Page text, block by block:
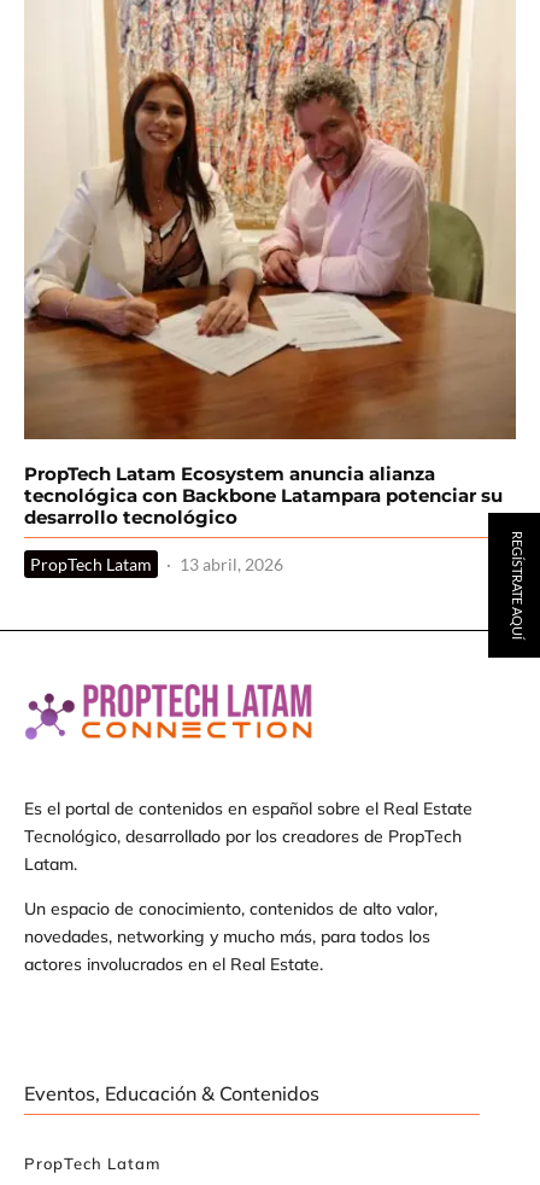
PropTech Latam Ecosystem anuncia alianza
tecnológica con Backbone Latampara potenciar su
desarrollo tecnológico
PropTech Latam · 13 abril, 2026
Es el portal de contenidos en español sobre el Real Estate
Tecnológico, desarrollado por los creadores de PropTech
Latam.
Un espacio de conocimiento, contenidos de alto valor,
novedades, networking y mucho más, para todos los
actores involucrados en el Real Estate.
Eventos, Educación & Contenidos
PropTech Latam
REGÍSTRATE AQUÍ